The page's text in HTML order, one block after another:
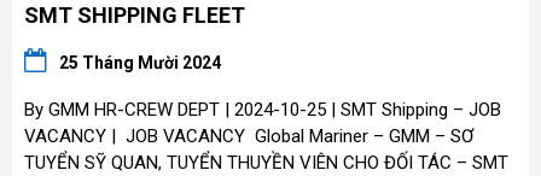
SMT SHIPPING FLEET
25 Tháng Mười 2024
By GMM HR-CREW DEPT | 2024-10-25 | SMT Shipping – JOB
VACANCY | JOB VACANCY Global Mariner – GMM – SƠ
TUYỂN SỸ QUAN, TUYỂN THUYỀN VIÊN CHO ĐỐI TÁC – SMT